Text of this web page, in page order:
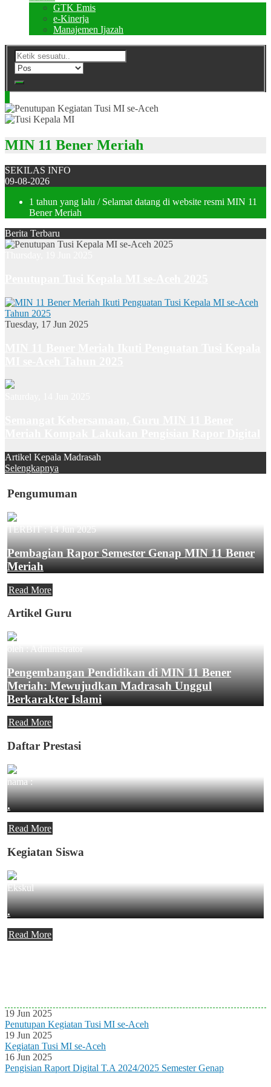
GTK Emis
e-Kinerja
Manajemen Ijazah
MIN 11 Bener Meriah
SEKILAS INFO
09-08-2026
1 tahun yang lalu / Selamat datang di website resmi MIN 11
Bener Meriah
Berita Terbaru
Tuesday, 17 Jun 2025
Artikel Kepala Madrasah
Selengkapnya
Pengumuman
TERBIT :14 Jun 2025
Pembagian Rapor Semester Genap MIN 11 Bener
Meriah
Read More
Artikel Guru
oleh : Administrator
Pengembangan Pendidikan di MIN 11 Bener
Meriah: Mewujudkan Madrasah Unggul
Berkarakter Islami
Read More
Daftar Prestasi
nama :
.
Read More
Kegiatan Siswa
Ekskul
.
Read More
19 Jun 2025
Penutupan Kegiatan Tusi MI se-Aceh
19 Jun 2025
Kegiatan Tusi MI se-Aceh
16 Jun 2025
Pengisian Raport Digital T.A 2024/2025 Semester Genap